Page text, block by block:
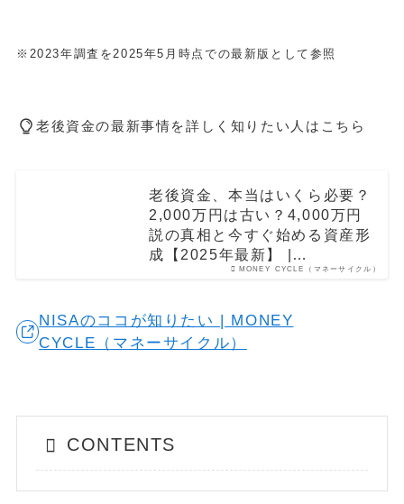
※2023年調査を2025年5月時点での最新版として参照
老後資金の最新事情を詳しく知りたい人はこちら
MONEY CYCLE（マネーサイクル）
老後資金、本当はいくら必要？
2,000万円は古い？4,000万円
説の真相と今すぐ始める資産形
成【2025年最新】 |…
NISAのココが知りたい | MONEY
CYCLE（マネーサイクル）
CONTENTS